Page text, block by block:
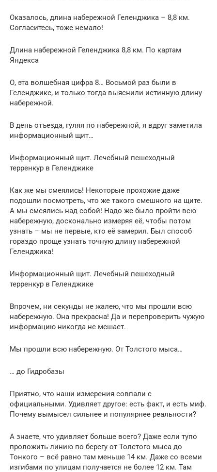
Оказалось, длина набережной Геленджика – 8,8 км.
Согласитесь, тоже немало!
Длина набережной Геленджика 8,8 км. По картам
Яндекса
О, эта волшебная цифра 8… Восьмой раз были в
Геленджике, и только тогда выяснили истинную длину
набережной.
В день отъезда, гуляя по набережной, я вдруг заметила
информационный щит…
Информационный щит. Лечебный пешеходный
терренкур в Геленджике
Как же мы смеялись! Некоторые прохожие даже
подошли посмотреть, что же такого смешного на щите.
А мы смеялись над собой! Надо же было пройти всю
набережную, досконально измеряя её, чтобы потом
узнать – мы не первые, кто её замерил. Был способ
гораздо проще узнать точную длину набережной
Геленджика!
Информационный щит. Лечебный пешеходный
терренкур в Геленджике
Впрочем, ни секунды не жалею, что мы прошли всю
набережную. Она прекрасна! Да и перепроверить чужую
информацию никогда не мешает.
Мы прошли всю набережную. От Толстого мыса…
… до Гидробазы
Приятно, что наши измерения совпали с
официальными. Удивляет другое: есть факт, и есть миф.
Почему вымысел сильнее и популярнее реальности?
А знаете, что удивляет больше всего? Даже если тупо
проложить линию по берегу от Толстого мыса до
Тонкого – всё равно там меньше 14 км. Даже со всеми
изгибами по улицам получается не более 12 км. Там